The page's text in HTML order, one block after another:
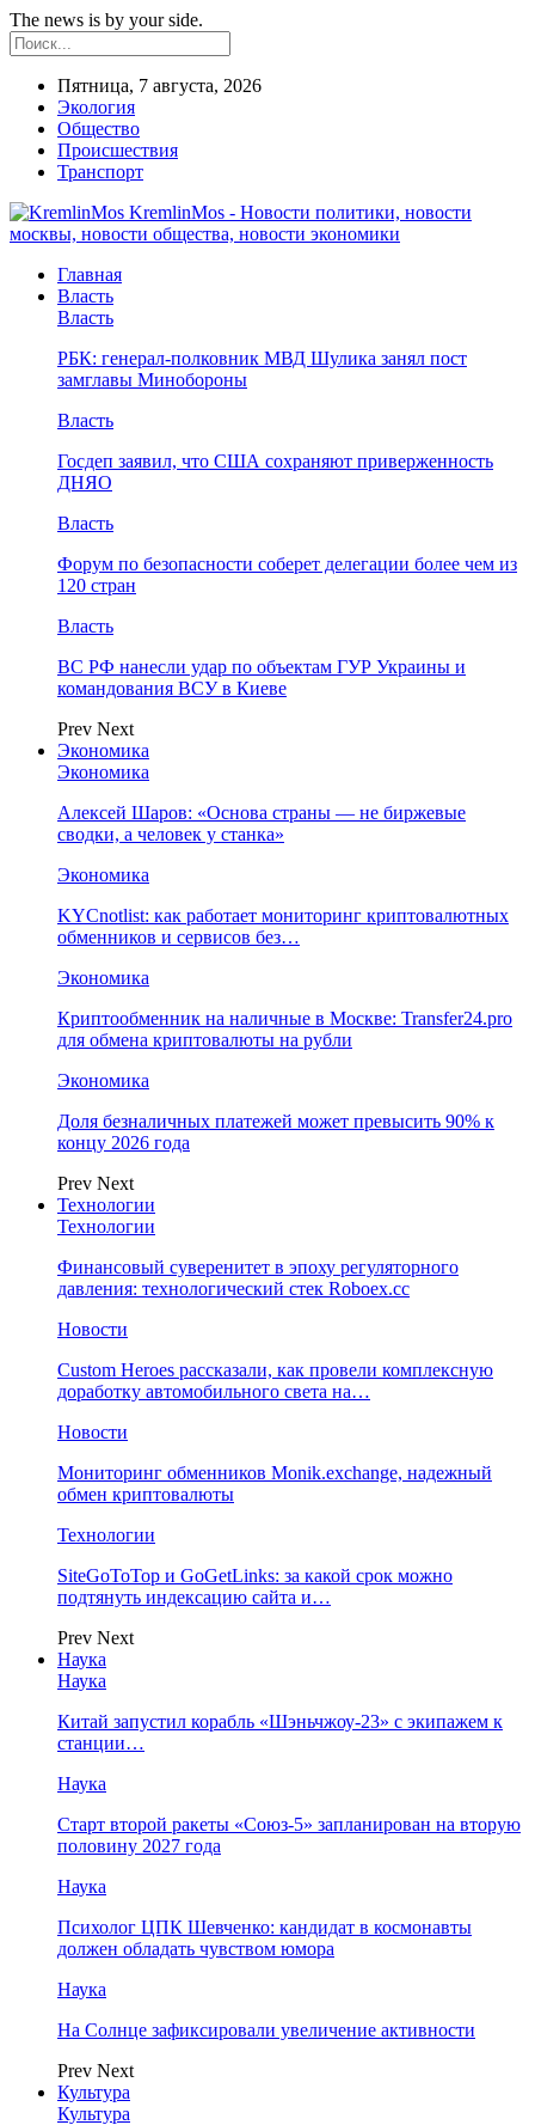
The news is by your side.
Пятница, 7 августа, 2026
Экология
Общество
Происшествия
Транспорт
KremlinMos - Новости политики, новости
москвы, новости общества, новости экономики
Главная
Власть
Власть
РБК: генерал-полковник МВД Шулика занял пост
замглавы Минобороны
Власть
Госдеп заявил, что США сохраняют приверженность
ДНЯО
Власть
Форум по безопасности соберет делегации более чем из
120 стран
Власть
ВС РФ нанесли удар по объектам ГУР Украины и
командования ВСУ в Киеве
Prev Next
Экономика
Экономика
Алексей Шаров: «Основа страны — не биржевые
сводки, а человек у станка»
Экономика
KYCnotlist: как работает мониторинг криптовалютных
обменников и сервисов без…
Экономика
Криптообменник на наличные в Москве: Transfer24.pro
для обмена криптовалюты на рубли
Экономика
Доля безналичных платежей может превысить 90% к
концу 2026 года
Prev Next
Технологии
Технологии
Финансовый суверенитет в эпоху регуляторного
давления: технологический стек Roboex.cc
Новости
Custom Heroes рассказали, как провели комплексную
доработку автомобильного света на…
Новости
Мониторинг обменников Monik.exchange, надежный
обмен криптовалюты
Технологии
SiteGoToTop и GoGetLinks: за какой срок можно
подтянуть индексацию сайта и…
Prev Next
Наука
Наука
Китай запустил корабль «Шэньчжоу-23» с экипажем к
станции…
Наука
Старт второй ракеты «Союз-5» запланирован на вторую
половину 2027 года
Наука
Психолог ЦПК Шевченко: кандидат в космонавты
должен обладать чувством юмора
Наука
На Солнце зафиксировали увеличение активности
Prev Next
Культура
Культура